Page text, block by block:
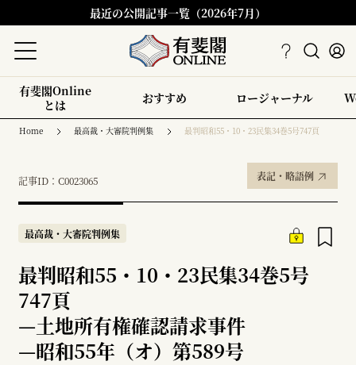
最近の公開記事一覧（2026年7月）
有斐閣Online
とは
おすすめ ロージャーナル
Home 最高裁・大審院判例集 最判昭和55・10・23民集34巻5号747頁
記事ID：C0023065 表記・略語例
最高裁・大審院判例集
最判昭和55・10・23民集34巻5号
747頁
—土地所有権確認請求事件
—昭和55年（オ）第589号